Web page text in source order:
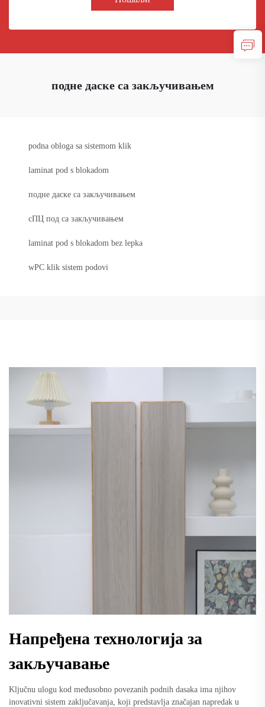
подне даске са закључивањем
podna obloga sa sistemom klik
laminat pod s blokadom
подне даске са закључивањем
сПЦ под са закључивањем
laminat pod s blokadom bez lepka
wPC klik sistem podovi
Напређена технологија за
закључавање
Ključnu ulogu kod međusobno povezanih podnih dasaka ima njihov
inovativni sistem zaključavanja, koji predstavlja značajan napredak u